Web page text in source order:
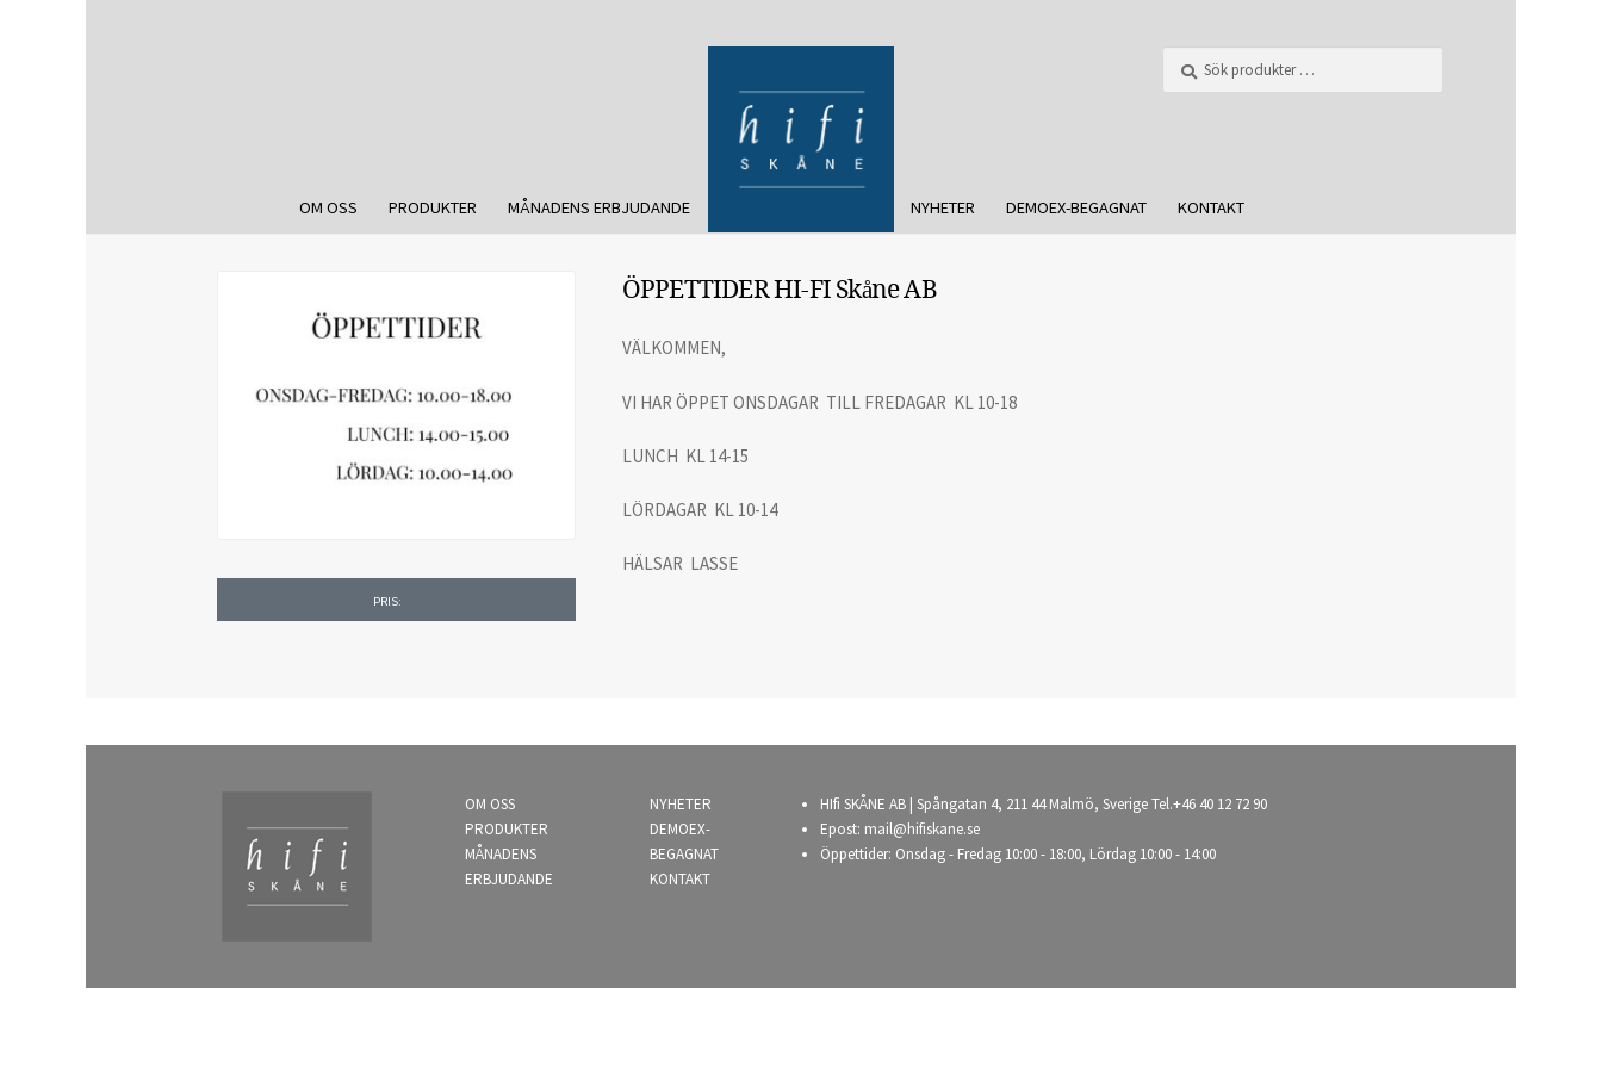
OM OSS PRODUKTER MÅNADENS ERBJUDANDE NYHETER DEMOEX-BEGAGNAT KONTAKT
PRIS:
ÖPPETTIDER HI-FI Skåne AB
VÄLKOMMEN,
VI HAR ÖPPET ONSDAGAR TILL FREDAGAR KL 10-18
LUNCH KL 14-15
LÖRDAGAR KL 10-14
HÄLSAR LASSE
OM OSS
PRODUKTER
MÅNADENS
ERBJUDANDE
NYHETER
DEMOEX-
BEGAGNAT
KONTAKT
HIfi SKÅNE AB | Spångatan 4, 211 44 Malmö, Sverige Tel.+46 40 12 72 90
Epost: mail@hifiskane.se
Öppettider: Onsdag - Fredag 10:00 - 18:00, Lördag 10:00 - 14:00